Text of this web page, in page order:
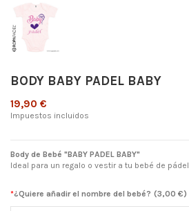
BODY BABY PADEL BABY
19,90 €
Impuestos incluidos
Body de Bebé "BABY PADEL BABY"
Ideal para un regalo o vestir a tu bebé de pádel.
*¿Quiere añadir el nombre del bebé? (3,00 €)